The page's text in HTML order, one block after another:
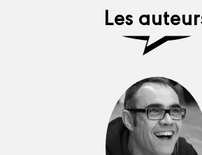
Les